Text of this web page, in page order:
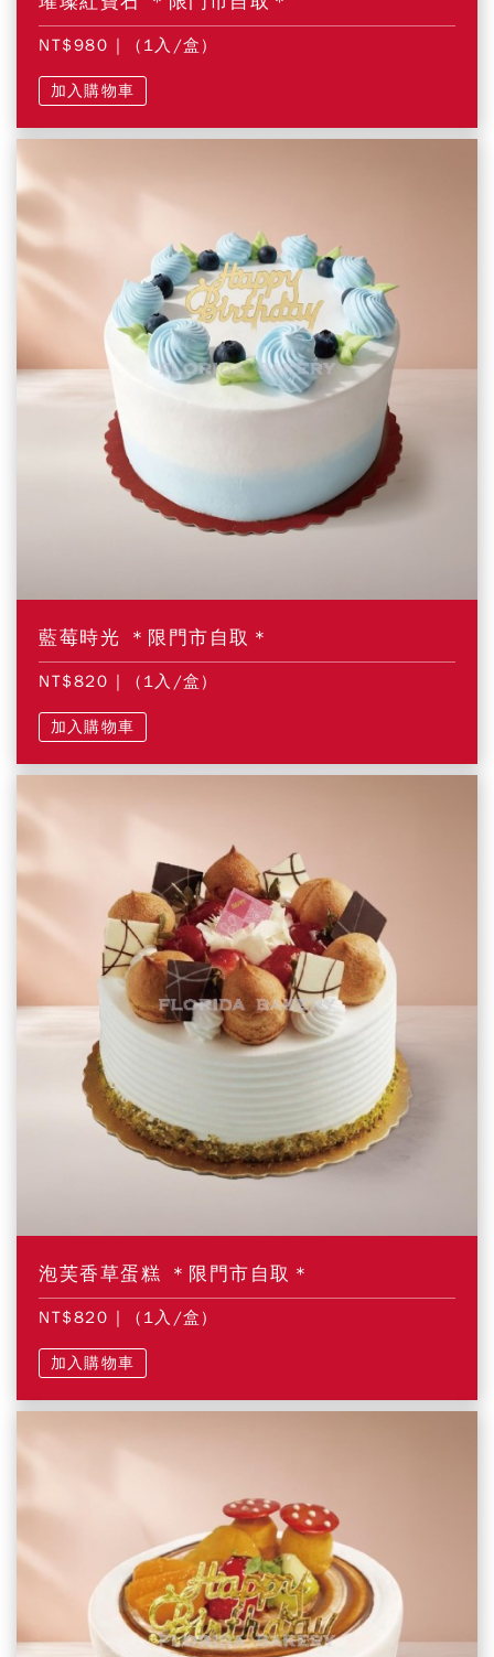
NT$980 | (1入/盒)
加入購物車
藍莓時光 ＊限門市自取＊
NT$820 | (1入/盒)
加入購物車
泡芙香草蛋糕 ＊限門市自取＊
NT$820 | (1入/盒)
加入購物車